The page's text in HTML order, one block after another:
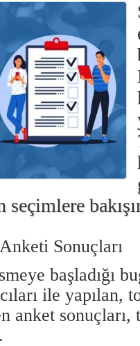
Sonuçları
başladığı
ile yapılan,
anket